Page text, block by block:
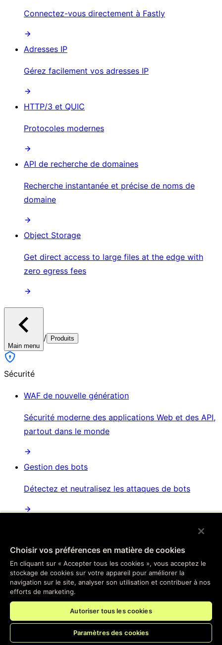
Connectez-vous directement à Fastly
Adresses IP
Gérez facilement vos adresses IP
HTTP/3 et QUIC
Protocoles modernes
API de recherche de domaines
Recherche instantanée et précise de noms de
domaine
Object Storage
Get direct access to large files at the edge with
zero egress fees
Main menu
/ Produits
Sécurité
WAF de nouvelle génération
Sécurité moderne des applications Web et des API,
partout dans le monde
Gestion des bots
Détectez et neutralisez les attaques de bots
Atténuation automatisée des attaques
perturbatrices et distribuées
Sécurité des API
Sécurisez vos points de terminaison d'API
Choisir vos préférences en matière de cookies
En cliquant sur « Accepter tous les cookies », vous acceptez le
stockage de cookies sur votre appareil pour améliorer la
navigation sur le site, analyser son utilisation et contribuer à nos
efforts de marketing.
Autoriser tous les cookies
Paramètres des cookies